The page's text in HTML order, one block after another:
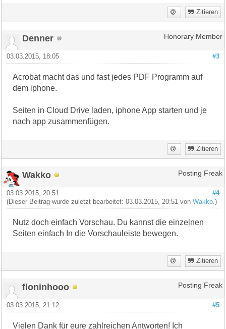
Zitieren
Denner Honorary Member
#3
03.03.2015, 18:05
Acrobat macht das und fast jedes PDF Programm auf
dem iphone.
Seiten in Cloud Drive laden, iphone App starten und je
nach app zusammenfügen.
Zitieren
Wakko Posting Freak
#4
03.03.2015, 20:51
(Dieser Beitrag wurde zuletzt bearbeitet: 03.03.2015, 20:51 vonWakko .)
Nutz doch einfach Vorschau. Du kannst die einzelnen
Seiten einfach In die Vorschauleiste bewegen.
Zitieren
floninhooo Posting Freak
#5
03.03.2015, 21:12
Vielen Dank für eure zahlreichen Antworten! Ich